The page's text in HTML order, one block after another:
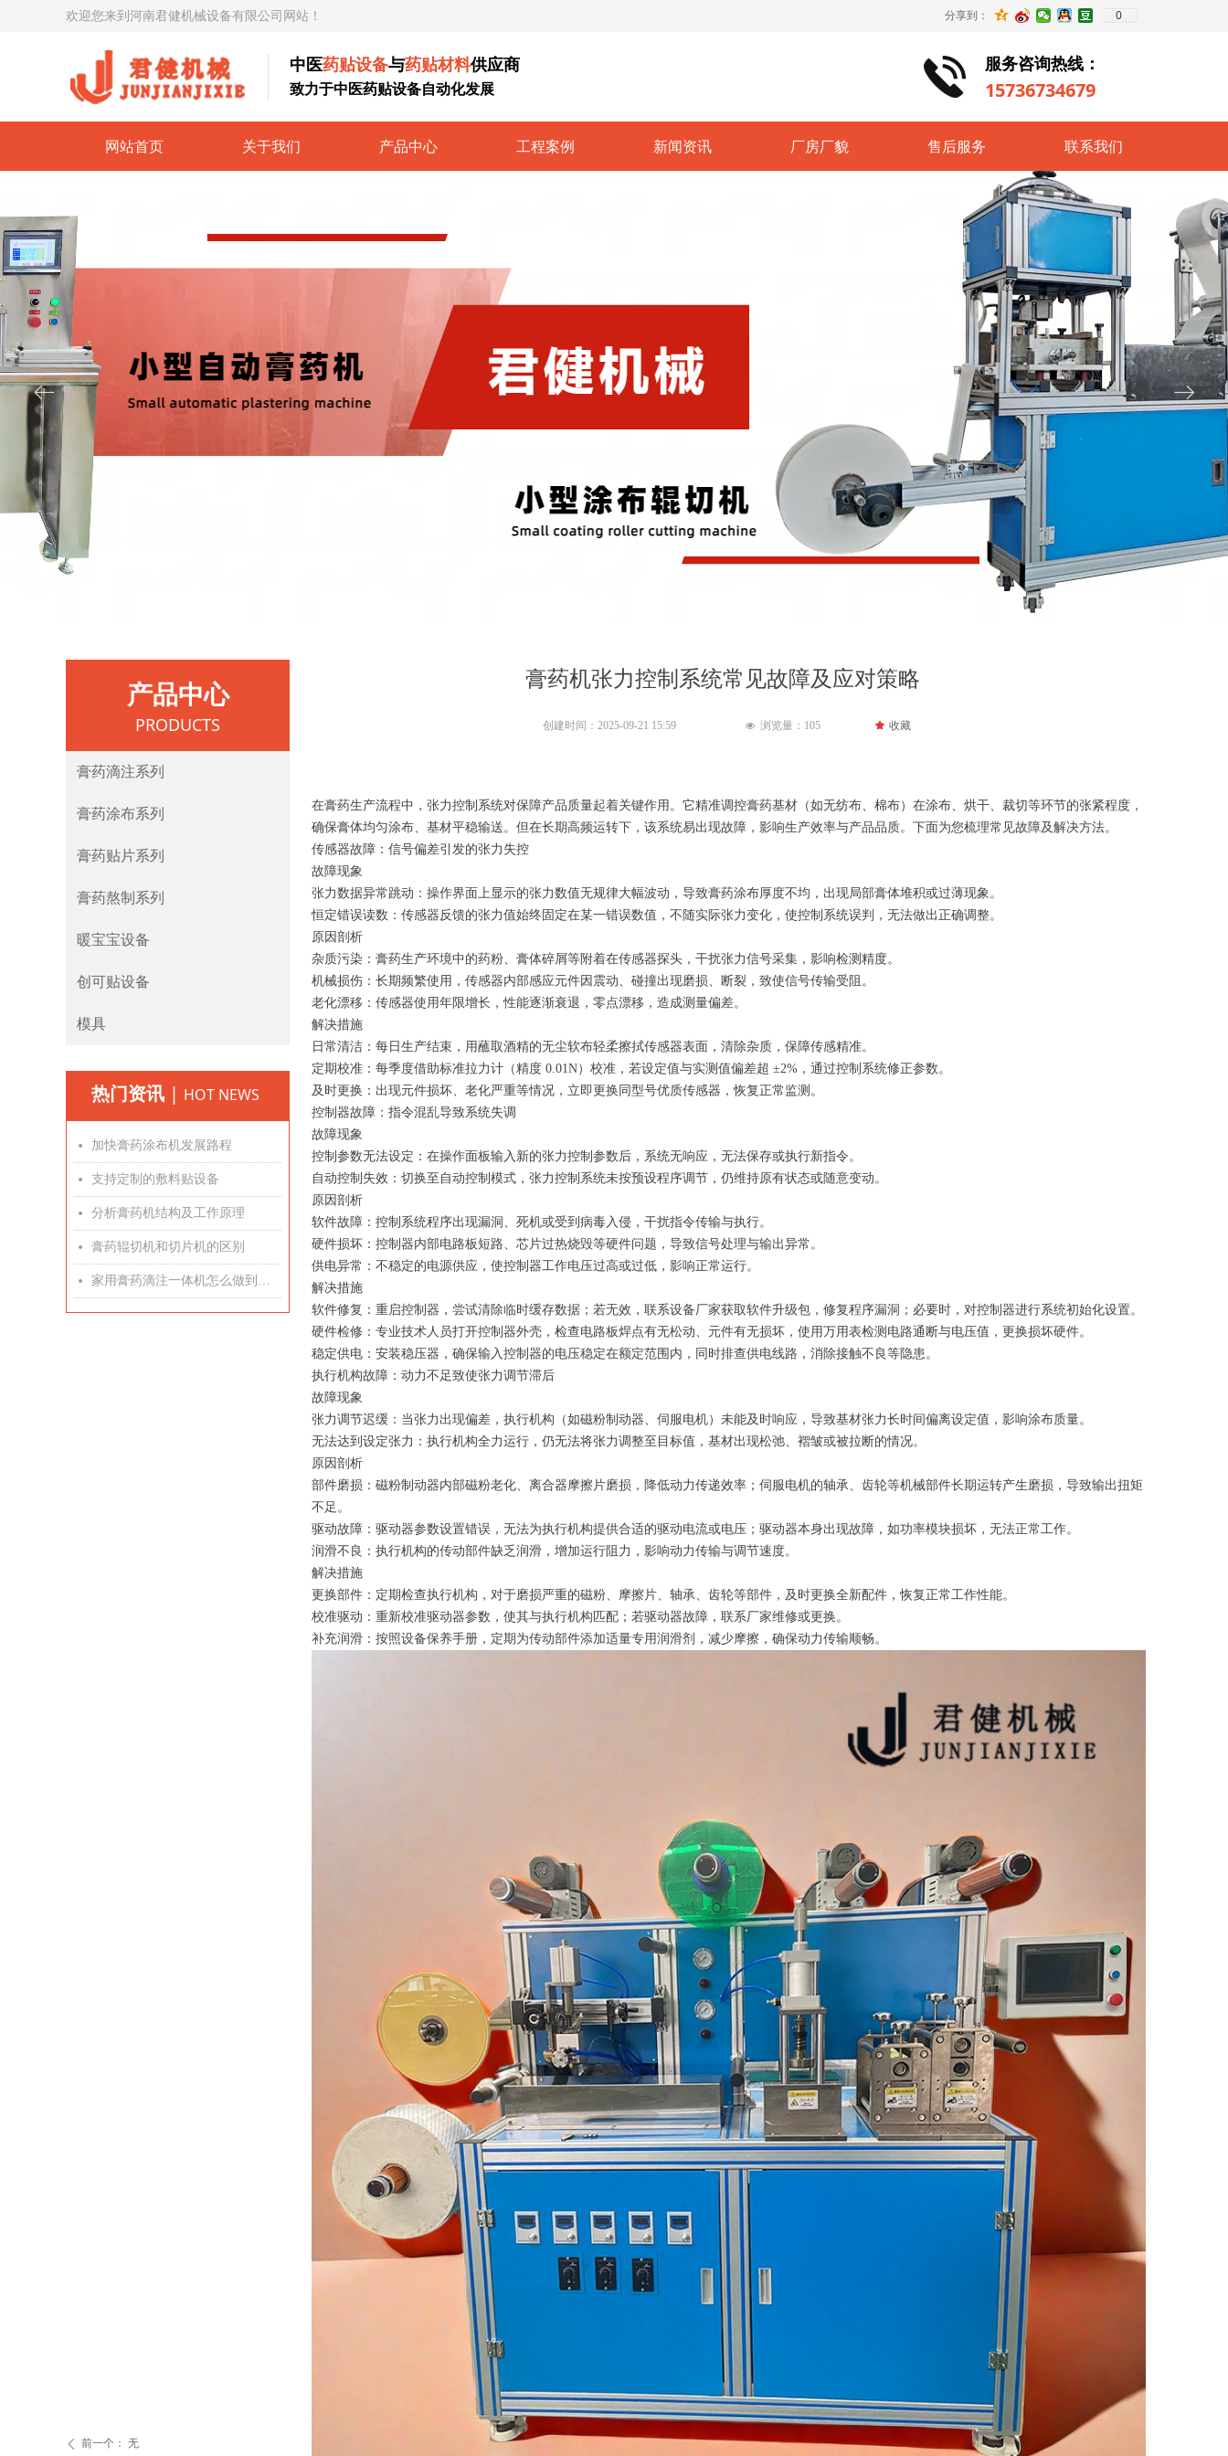
欢迎您来到河南君健机械设备有限公司网站！ 分享到： 0
中医药贴设备与药贴材料供应商
致力于中医药贴设备自动化发展
服务咨询热线：
15736734679
网站首页 关于我们 产品中心 工程案例 新闻资讯 厂房厂貌 售后服务 联系我们
ꂃ ꁹ
膏药机张力控制系统常见故障及应对策略
在膏药生产流程中，张力控制系统对保障产品质量起着关键作用。它精准调控膏药基材（如无纺布、棉布）在涂布、烘干、裁切等环节的张紧程度，
确保膏体均匀涂布、基材平稳输送。但在长期高频运转下，该系统易出现故障，影响生产效率与产品品质。下面为您梳理常见故障及解决方法。
传感器故障：信号偏差引发的张力失控
故障现象
张力数据异常跳动：操作界面上显示的张力数值无规律大幅波动，导致膏药涂布厚度不均，出现局部膏体堆积或过薄现象。
恒定错误读数：传感器反馈的张力值始终固定在某一错误数值，不随实际张力变化，使控制系统误判，无法做出正确调整。
原因剖析
杂质污染：膏药生产环境中的药粉、膏体碎屑等附着在传感器探头，干扰张力信号采集，影响检测精度。
机械损伤：长期频繁使用，传感器内部感应元件因震动、碰撞出现磨损、断裂，致使信号传输受阻。
老化漂移：传感器使用年限增长，性能逐渐衰退，零点漂移，造成测量偏差。
解决措施
日常清洁：每日生产结束，用蘸取酒精的无尘软布轻柔擦拭传感器表面，清除杂质，保障传感精准。
定期校准：每季度借助标准拉力计（精度 0.01N）校准，若设定值与实测值偏差超 ±2%，通过控制系统修正参数。
及时更换：出现元件损坏、老化严重等情况，立即更换同型号优质传感器，恢复正常监测。
控制器故障：指令混乱导致系统失调
故障现象
控制参数无法设定：在操作面板输入新的张力控制参数后，系统无响应，无法保存或执行新指令。
自动控制失效：切换至自动控制模式，张力控制系统未按预设程序调节，仍维持原有状态或随意变动。
原因剖析
软件故障：控制系统程序出现漏洞、死机或受到病毒入侵，干扰指令传输与执行。
硬件损坏：控制器内部电路板短路、芯片过热烧毁等硬件问题，导致信号处理与输出异常。
供电异常：不稳定的电源供应，使控制器工作电压过高或过低，影响正常运行。
解决措施
软件修复：重启控制器，尝试清除临时缓存数据；若无效，联系设备厂家获取软件升级包，修复程序漏洞；必要时，对控制器进行系统初始化设置。
硬件检修：专业技术人员打开控制器外壳，检查电路板焊点有无松动、元件有无损坏，使用万用表检测电路通断与电压值，更换损坏硬件。
稳定供电：安装稳压器，确保输入控制器的电压稳定在额定范围内，同时排查供电线路，消除接触不良等隐患。
执行机构故障：动力不足致使张力调节滞后
故障现象
张力调节迟缓：当张力出现偏差，执行机构（如磁粉制动器、伺服电机）未能及时响应，导致基材张力长时间偏离设定值，影响涂布质量。
无法达到设定张力：执行机构全力运行，仍无法将张力调整至目标值，基材出现松弛、褶皱或被拉断的情况。
原因剖析
部件磨损：磁粉制动器内部磁粉老化、离合器摩擦片磨损，降低动力传递效率；伺服电机的轴承、齿轮等机械部件长期运转产生磨损，导致输出扭矩
不足。
驱动故障：驱动器参数设置错误，无法为执行机构提供合适的驱动电流或电压；驱动器本身出现故障，如功率模块损坏，无法正常工作。
润滑不良：执行机构的传动部件缺乏润滑，增加运行阻力，影响动力传输与调节速度。
解决措施
更换部件：定期检查执行机构，对于磨损严重的磁粉、摩擦片、轴承、齿轮等部件，及时更换全新配件，恢复正常工作性能。
校准驱动：重新校准驱动器参数，使其与执行机构匹配；若驱动器故障，联系厂家维修或更换。
补充润滑：按照设备保养手册，定期为传动部件添加适量专用润滑剂，减少摩擦，确保动力传输顺畅。
넶 浏览量： 105 끄 收藏
创建时间： 2025-09-21 15:59
ꄴ 前一个： 无
产品中心
PRODUCTS
热门资讯 | HOT NEWS
넸 加快膏药涂布机发展路程
넸 支持定制的敷料贴设备
넸 分析膏药机结构及工作原理
넸 膏药辊切机和切片机的区别
넸 家用膏药滴注一体机怎么做到滴注精准
膏药滴注系列
膏药涂布系列
膏药贴片系列
膏药熬制系列
暖宝宝设备
创可贴设备
模具